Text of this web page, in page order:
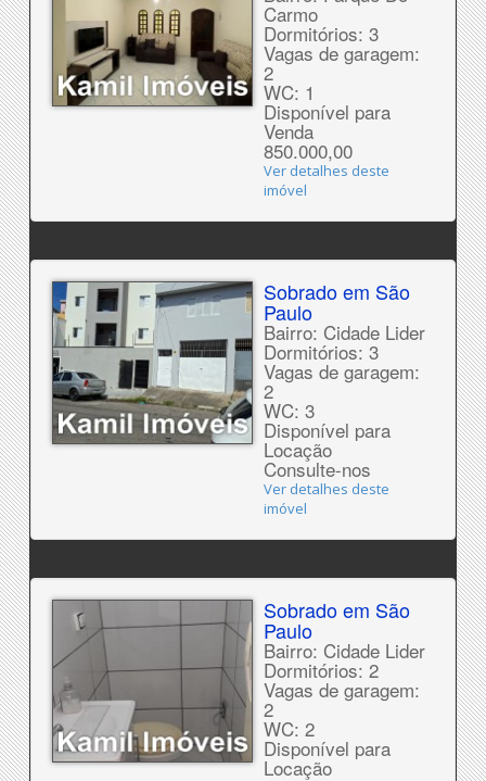
Carmo
Dormitórios: 3
Vagas de garagem:
2
WC: 1
Disponível para
Venda
850.000,00
Ver detalhes deste
imóvel
Sobrado em São
Paulo
Bairro: Cidade Lider
Dormitórios: 3
Vagas de garagem:
2
WC: 3
Disponível para
Locação
Consulte-nos
Ver detalhes deste
imóvel
Sobrado em São
Paulo
Bairro: Cidade Lider
Dormitórios: 2
Vagas de garagem:
2
WC: 2
Disponível para
Locação